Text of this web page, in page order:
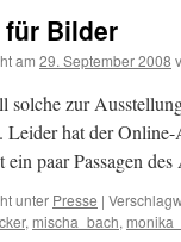
für Bilder
am 29. September 2008
solche zur
Leider hat der
ein paar Passagen
unter Presse |
, mischa_bach,